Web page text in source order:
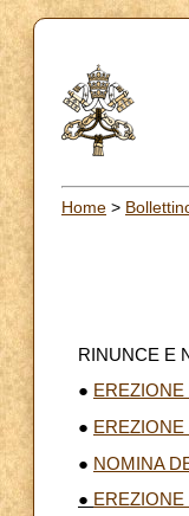
Home >
RINUNCE E
●
●
● NOMINA
●